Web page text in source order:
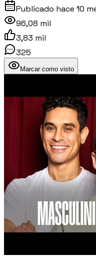
Publicado hace 10
96,08 mil
3,83 mil
325
Marcar como visto